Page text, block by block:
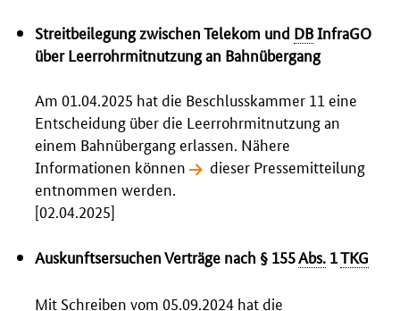
Streitbeilegung zwischen Telekom und DBInfraGO
über Leerrohrmitnutzung an Bahnübergang
Am 01.04.2025 hat die Beschlusskammer 11 eine
Entscheidung über die Leerrohrmitnutzung an
einem Bahnübergang erlassen. Nähere
Informationen können
dieser Pressemitteilung
entnommen werden.
[02.04.2025]
Auskunftsersuchen Verträge nach § 155Abs. 1TKG
Mit Schreiben vom 05.09.2024 hat die